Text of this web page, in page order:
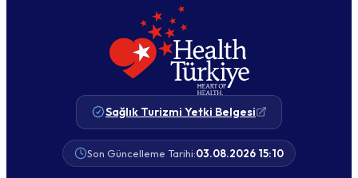
Sağlık Turizmi Yetki Belgesi
Son Güncelleme Tarihi:03.08.2026 15:10